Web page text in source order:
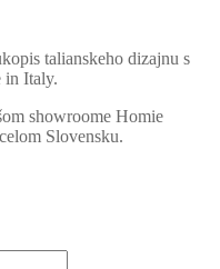
talianskeho dizajnu s
in Italy.
showroome Homie
Slovensku.